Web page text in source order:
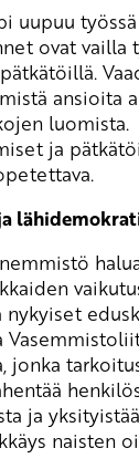
uupuu
ovat vailla
ansioita
luomista.
ja
nykyiset
jonka
ja
naisten